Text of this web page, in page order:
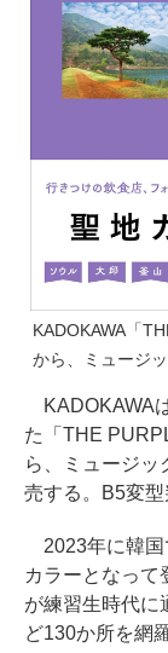
KADOKAWA「
から、ミュージ
KADOKAWA
た「THE
ら、ミュージッ
売する。B5変型
2023年に韓国
カラーとなって
が練習生時代に
ど130か所を網